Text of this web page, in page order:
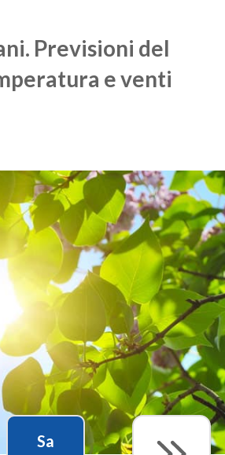
Previsioni del
e venti
Sa